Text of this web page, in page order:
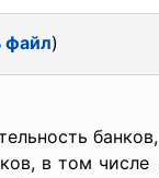
файл)
в том